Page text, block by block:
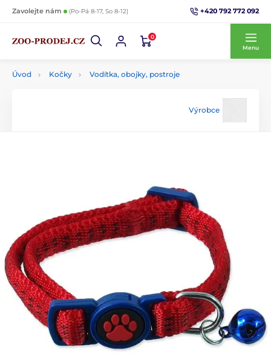
Zavolejte nám (Po-Pá 8-17, So 8-12) +420 792 772 092
0
Menu
Úvod Kočky Vodítka, obojky, postroje
Výrobce